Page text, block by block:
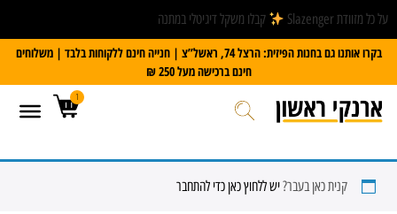
על כל מזוודת Slazenger
קבלו משקל דיגיטלי במתנה
בקרו אותנו גם בחנות הפיזית: הרצל 74, ראשל”צ | חנייה חינם ללקוחות בלבד | משלוחים
חינם ברכישה מעל 250 ₪
1
קנית כאן בעבר?יש ללחוץ כאן כדי להתחבר